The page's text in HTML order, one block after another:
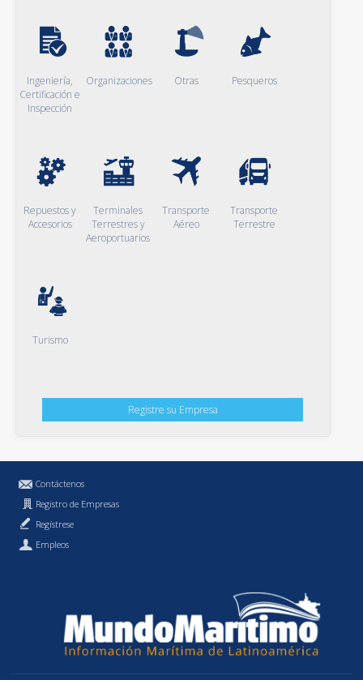
Ingeniería,
Certificación e
Inspección
Organizaciones Otras Pesqueros
Repuestos y
Accesorios
Terminales
Terrestres y
Aeroportuarios
Transporte
Aéreo
Transporte
Terrestre
Turismo
Registre su Empresa
Contáctenos
Registro de Empresas
Regístrese
Empleos